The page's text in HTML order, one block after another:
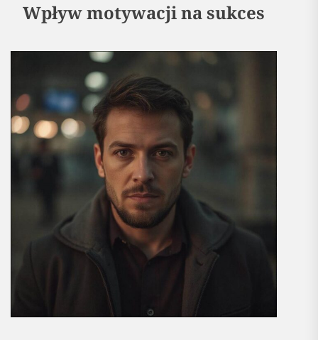
Wpływ motywacji na sukces